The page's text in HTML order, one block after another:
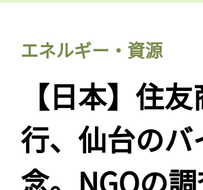
エネルギー・資源
【日本】住
行、仙台の
念。NGOの